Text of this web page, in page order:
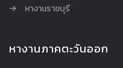
หางานราชบุรี
หางานภาคตะวันออก